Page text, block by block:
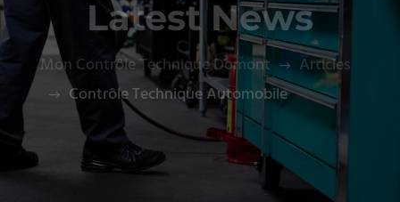
Latest News
Mon Contrôle Technique Domont $ Articles
$ Contrôle Technique Automobile